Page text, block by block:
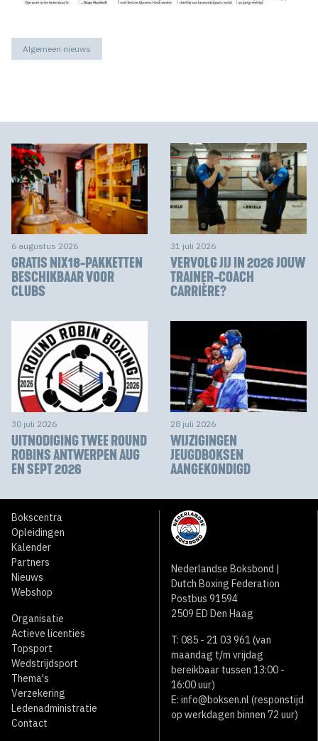
Algemeen nieuws
6 augustus 2026
GRATIS NIX18-PAKKETTEN
BESCHIKBAAR VOOR
CLUBS
31 juli 2026
VERVOLG JIJ IN 2026 JOUW
TRAINER-COACH
CARRIÈRE?
30 juli 2026
UITNODIGING TWEE ROUND
ROBINS ANTWERPEN AUG
EN SEPT 2026
28 juli 2026
WIJZIGINGEN
JEUGDBOKSEN
AANGEKONDIGD
Bokscentra
Opleidingen
Kalender
Partners
Nieuws
Webshop
Organisatie
Actieve licenties
Topsport
Wedstrijdsport
Thema's
Verzekering
Ledenadministratie
Contact
Nederlandse Boksbond |
Dutch Boxing Federation
Postbus 91594
2509 ED Den Haag
T: 085 - 21 03 961 (van
maandag t/m vrijdag
bereikbaar tussen 13:00 -
16:00 uur)
E: info@boksen.nl (responstijd
op werkdagen binnen 72 uur)